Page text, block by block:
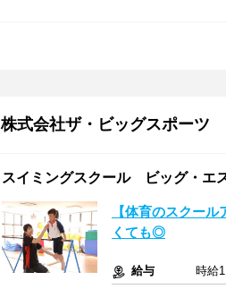
株式会社ザ・ビッグスポーツ
スイミングスクール ビッグ・エ
【体育のスクー
くても◎
給与 時給